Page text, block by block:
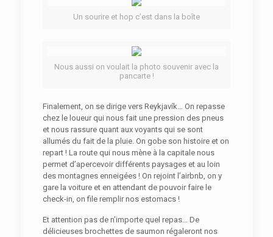
Un sourire et hop c’est dans la boîte
Nous aussi on voulait la photo souvenir avec la
pancarte !
Finalement, on se dirige vers Reykjavík… On repasse
chez le loueur qui nous fait une pression des pneus
et nous rassure quant aux voyants qui se sont
allumés du fait de la pluie. On gobe son histoire et on
repart ! La route qui nous mène à la capitale nous
permet d’apercevoir différents paysages et au loin
des montagnes enneigées ! On rejoint l’airbnb, on y
gare la voiture et en attendant de pouvoir faire le
check-in, on file remplir nos estomacs !
Et attention pas de n’importe quel repas… De
délicieuses brochettes de saumon régaleront nos